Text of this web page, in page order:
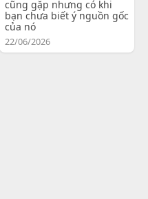
cũng gặp nhưng có khi
bạn chưa biết ý nguồn gốc
của nó
22/06/2026